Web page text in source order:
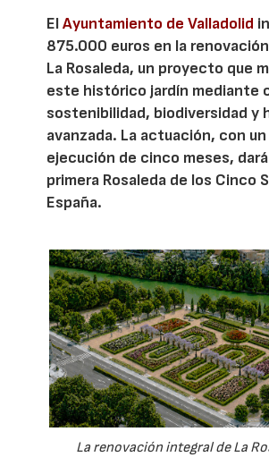
ElAyuntamiento de Valladolid
875.000 euros en la
La Rosaleda, un proyecto que
este histórico jardín mediante
sostenibilidad, biodiversidad y
avanzada. La actuación, con
ejecución de cinco meses, dará
primera Rosaleda de los Cinco
España.
La renovación integral de La